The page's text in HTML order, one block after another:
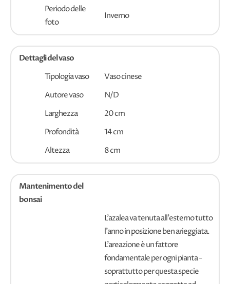
Periodo delle
foto
Inverno
Dettagli del vaso
Tipologia vaso
Vaso cinese
Autore vaso
N/D
Larghezza
20 cm
Profondità
14 cm
Altezza
8 cm
Mantenimento del
bonsai
L'azalea va tenuta all'esterno tutto
l'anno in posizione ben arieggiata.
L'areazione è un fattore
fondamentale per ogni pianta -
soprattutto per questa specie